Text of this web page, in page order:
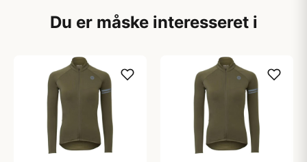
Du er måske interesseret i